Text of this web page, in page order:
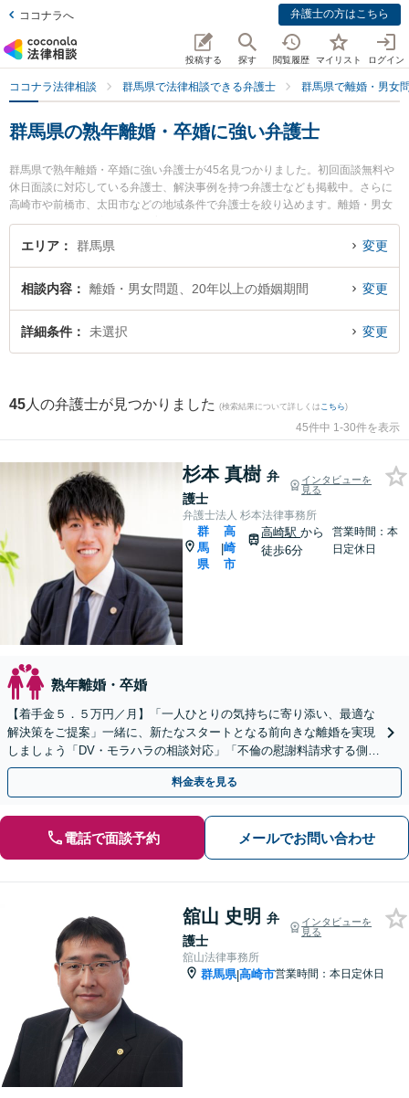
ココナラへ 弁護士の方はこちら
投稿する 探す 閲覧履歴 マイリスト ログイン
ココナラ法律相談 群馬県で法律相談できる弁護士 群馬県で離婚・男女
群馬県の熟年離婚・卒婚に強い弁護士
群馬県で熟年離婚・卒婚に強い弁護士が45名見つかりました。初回面談無料や
休日面談に対応している弁護士、解決事例を持つ弁護士なども掲載中。さらに
高崎市や前橋市、太田市などの地域条件で弁護士を絞り込めます。離婚・男女
問題に関係する財産分与や養育費、親権等の細かな分野での絞り込み検索もで
き便利です。特に弁護士法人 杉本法律事務所の杉本 真樹弁護士や舘山法律事務
熟年離婚・卒婚のトラブルを今すぐに弁護士に相談したい』『熟年離婚・卒婚
のトラブル解決の実績豊富な近くの弁護士を検索したい』『初回相談無料で熟
年離婚・卒婚を法律相談できる群馬県内の弁護士に相談予約したい』などでお
エリア 群馬県 変更
相談内容 離婚・男女問題、20年以上の婚姻期間 変更
詳細条件 未選択 変更
45 人の弁護士が見つかりました (検索結果について詳しくは こちら)
45件中 1-30件を表示
杉本 真樹 弁
護士
インタビューを
見る
弁護士法人 杉本法律事務所
群
馬
県
|
高
崎
市
高崎駅から
徒歩6分
営業時間：本
日定休日
熟年離婚・卒婚
【着手金５．５万円／月】「一人ひとりの気持ちに寄り添い、最適な
解決策をご提案」一緒に、新たなスタートとなる前向きな離婚を実現
しましょう「DV・モラハラの相談対応」「不倫の慰謝料請求する側に
豊富な実績あり」【休日・夜間相談可】
料金表を見る
電話で面談予約 メールでお問い合わせ
舘山 史明 弁
護士
インタビューを
見る
舘山法律事務所
群馬県|高崎市営業時間：本日定休日